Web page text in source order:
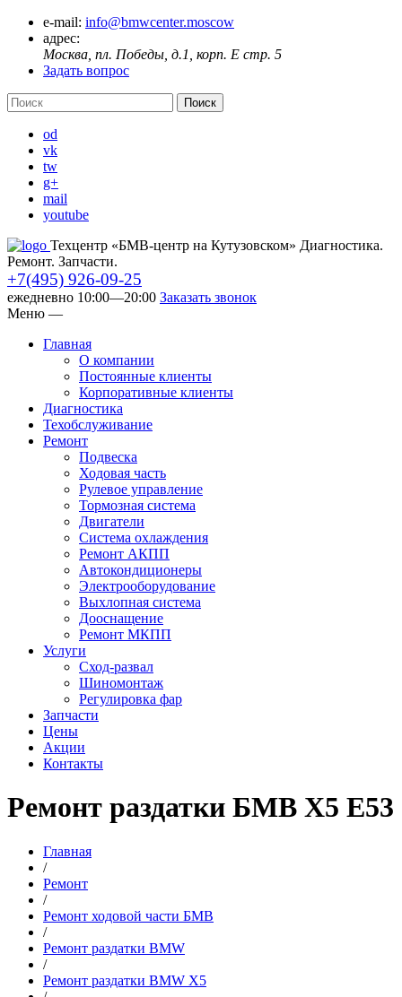
e-mail: info@bmwcenter.moscow
адрес:
Москва, пл. Победы, д.1, корп. E стр. 5
Задать вопрос
od
vk
tw
g+
mail
youtube
Техцентр «БМВ-центр на Кутузовском» Диагностика.
Ремонт. Запчасти.
+7(495) 926-09-25
ежедневно 10:00—20:00 Заказать звонок
Меню —
Главная
О компании
Постоянные клиенты
Корпоративные клиенты
Диагностика
Техобслуживание
Ремонт
Подвеска
Ходовая часть
Рулевое управление
Тормозная система
Двигатели
Система охлаждения
Ремонт АКПП
Автокондиционеры
Электрооборудование
Выхлопная система
Дооснащение
Ремонт МКПП
Услуги
Сход-развал
Шиномонтаж
Регулировка фар
Запчасти
Цены
Акции
Контакты
Ремонт раздатки БМВ Х5 Е53
Главная
/
Ремонт
/
Ремонт ходовой части БМВ
/
Ремонт раздатки BMW
/
Ремонт раздатки BMW X5